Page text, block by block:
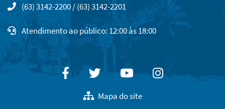
(63) 3142-2200 / (63) 3142-2201
Atendimento ao público: 12:00 às 18:00
FacebookTwitterYoutubeInstagram
Mapa do site